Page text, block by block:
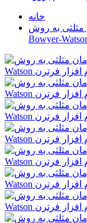
خانه
مثلثی به روش